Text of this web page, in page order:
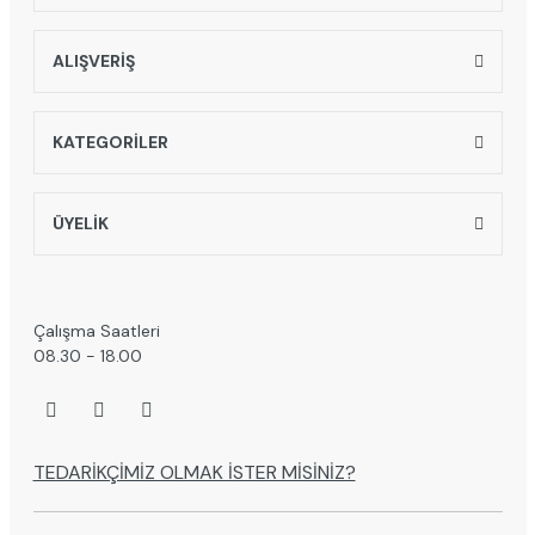
ALIŞVERİŞ
KATEGORİLER
ÜYELİK
Çalışma Saatleri
08.30 - 18.00
TEDARİKÇİMİZ OLMAK İSTER MİSİNİZ?